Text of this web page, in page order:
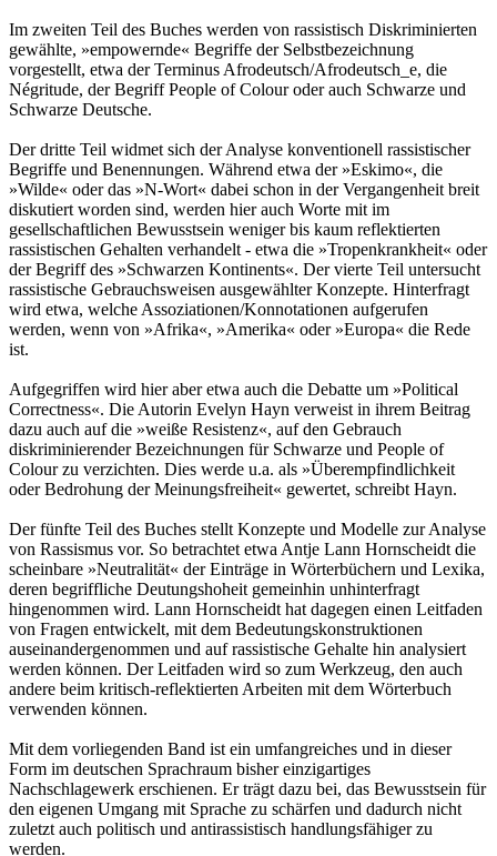
Im zweiten Teil des Buches werden von rassistisch Diskriminierten
gewählte, »empowernde« Begriffe der Selbstbezeichnung
vorgestellt, etwa der Terminus Afrodeutsch/Afrodeutsch_e, die
Négritude, der Begriff People of Colour oder auch Schwarze und
Schwarze Deutsche.
Der dritte Teil widmet sich der Analyse konventionell rassistischer
Begriffe und Benennungen. Während etwa der »Eskimo«, die
»Wilde« oder das »N-Wort« dabei schon in der Vergangenheit breit
diskutiert worden sind, werden hier auch Worte mit im
gesellschaftlichen Bewusstsein weniger bis kaum reflektierten
rassistischen Gehalten verhandelt - etwa die »Tropenkrankheit« oder
der Begriff des »Schwarzen Kontinents«. Der vierte Teil untersucht
rassistische Gebrauchsweisen ausgewählter Konzepte. Hinterfragt
wird etwa, welche Assoziationen/Konnotationen aufgerufen
werden, wenn von »Afrika«, »Amerika« oder »Europa« die Rede
ist.
Aufgegriffen wird hier aber etwa auch die Debatte um »Political
Correctness«. Die Autorin Evelyn Hayn verweist in ihrem Beitrag
dazu auch auf die »weiße Resistenz«, auf den Gebrauch
diskriminierender Bezeichnungen für Schwarze und People of
Colour zu verzichten. Dies werde u.a. als »Überempfindlichkeit
oder Bedrohung der Meinungsfreiheit« gewertet, schreibt Hayn.
Der fünfte Teil des Buches stellt Konzepte und Modelle zur Analyse
von Rassismus vor. So betrachtet etwa Antje Lann Hornscheidt die
scheinbare »Neutralität« der Einträge in Wörterbüchern und Lexika,
deren begriffliche Deutungshoheit gemeinhin unhinterfragt
hingenommen wird. Lann Hornscheidt hat dagegen einen Leitfaden
von Fragen entwickelt, mit dem Bedeutungskonstruktionen
auseinandergenommen und auf rassistische Gehalte hin analysiert
werden können. Der Leitfaden wird so zum Werkzeug, den auch
andere beim kritisch-reflektierten Arbeiten mit dem Wörterbuch
verwenden können.
Mit dem vorliegenden Band ist ein umfangreiches und in dieser
Form im deutschen Sprachraum bisher einzigartiges
Nachschlagewerk erschienen. Er trägt dazu bei, das Bewusstsein für
den eigenen Umgang mit Sprache zu schärfen und dadurch nicht
zuletzt auch politisch und antirassistisch handlungsfähiger zu
werden.